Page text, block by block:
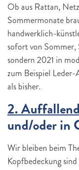
Ob aus Rattan,
Sommermonate
handwerklich-
sofort von Sommer,
sondern 2021 in
zum Beispiel Leder-
als bisher.
2.
und/oder in
Wir bleiben beim
Kopfbedeckung